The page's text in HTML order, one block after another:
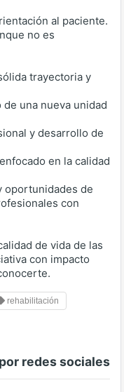
al paciente.
no es
trayectoria y
una nueva unidad
y desarrollo de
en la calidad
oportunidades de
con
de vida de las
con impacto
rehabilitación
redes sociales